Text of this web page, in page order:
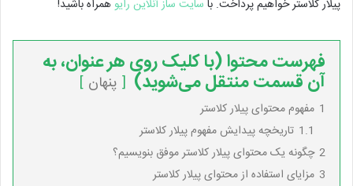
پیلار کلاستر خواهیم پرداخت. با سایت ساز آنلاین رایو همراه باشید!
فهرست محتوا (با کلیک روی هر عنوان، به
آن قسمت منتقل می‌شوید) پنهان
1 مفهوم محتوای پیلار کلاستر
1.1 تاریخچه پیدایش مفهوم پیلار کلاستر
2 چگونه یک محتوای پیلار کلاستر موفق بنویسیم؟
3 مزایای استفاده از محتوای پیلار کلاستر